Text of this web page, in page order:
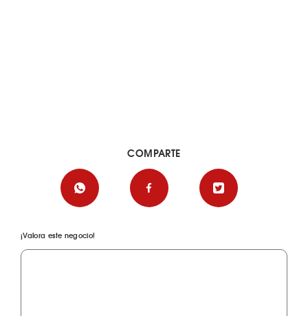
¡Valora este negocio!
COMPARTE